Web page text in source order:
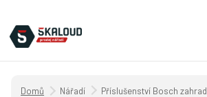
Úvodní strana
Nářadí Příslušenství Bosch